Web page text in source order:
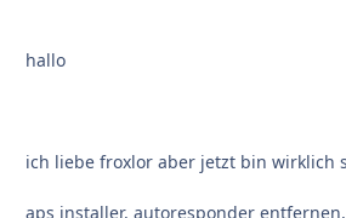
hallo
ich liebe froxlor aber jetzt bin wirklich
aps installer, autoresponder